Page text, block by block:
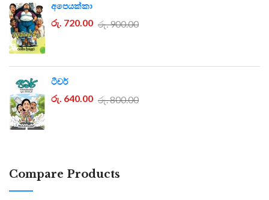
අපෙයක්කා
රු. 720.00 රු. 900.00
ටීචර්
රු. 640.00 රු. 800.00
Compare Products